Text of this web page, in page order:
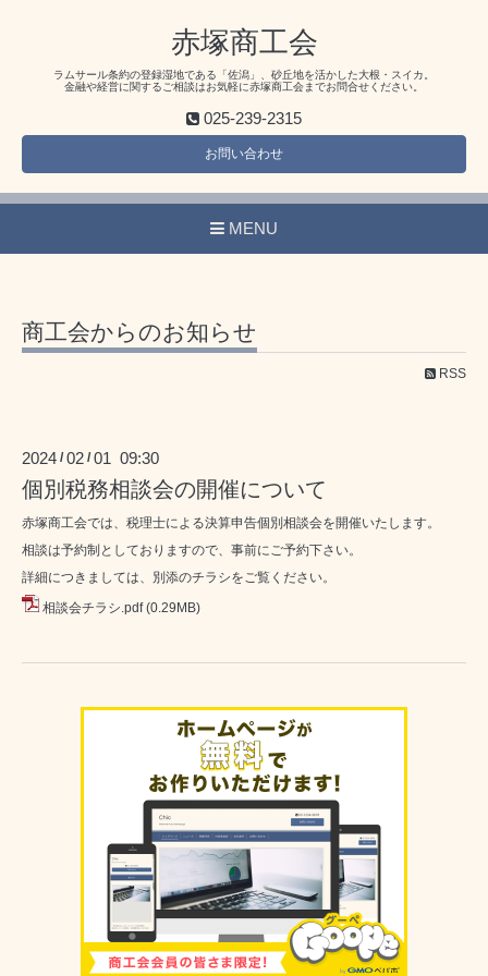
赤塚商工会
ラムサール条約の登録湿地である「佐潟」、砂丘地を活かした大根・スイカ。
金融や経営に関するご相談はお気軽に赤塚商工会までお問合せください。
025-239-2315
お問い合わせ
MENU
商工会からのお知らせ
RSS
2024 /02 /01 09:30
個別税務相談会の開催について
赤塚商工会では、税理士による決算申告個別相談会を開催いたします。
相談は予約制としておりますので、事前にご予約下さい。
詳細につきましては、別添のチラシをご覧ください。
相談会チラシ.pdf (0.29MB)